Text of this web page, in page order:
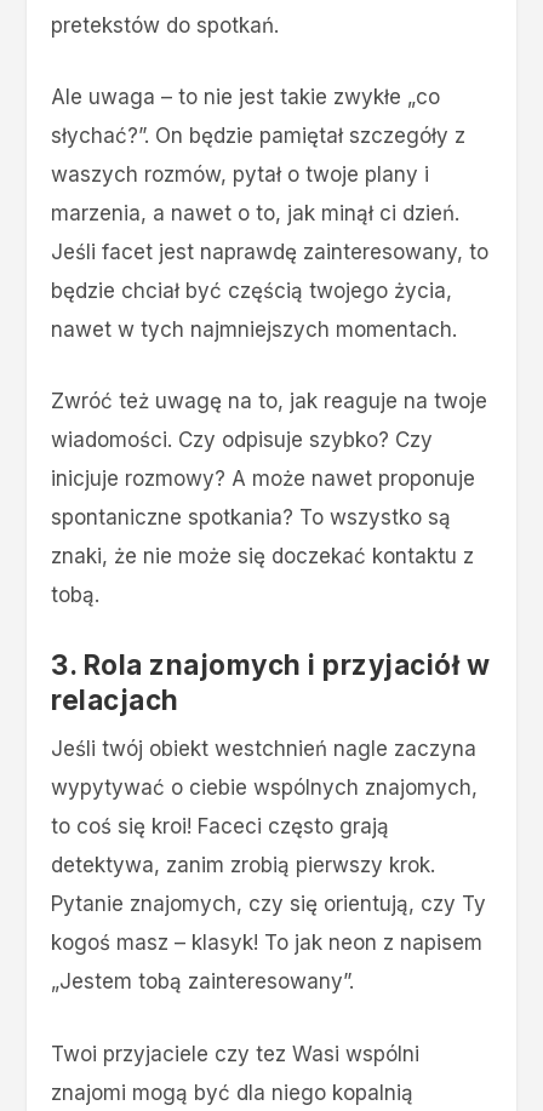
pretekstów do spotkań.
Ale uwaga – to nie jest takie zwykłe „co
słychać?”. On będzie pamiętał szczegóły z
waszych rozmów, pytał o twoje plany i
marzenia, a nawet o to, jak minął ci dzień.
Jeśli facet jest naprawdę zainteresowany, to
będzie chciał być częścią twojego życia,
nawet w tych najmniejszych momentach.
Zwróć też uwagę na to, jak reaguje na twoje
wiadomości. Czy odpisuje szybko? Czy
inicjuje rozmowy? A może nawet proponuje
spontaniczne spotkania? To wszystko są
znaki, że nie może się doczekać kontaktu z
tobą.
3. Rola znajomych i przyjaciół w
relacjach
Jeśli twój obiekt westchnień nagle zaczyna
wypytywać o ciebie wspólnych znajomych,
to coś się kroi! Faceci często grają
detektywa, zanim zrobią pierwszy krok.
Pytanie znajomych, czy się orientują, czy Ty
kogoś masz – klasyk! To jak neon z napisem
„Jestem tobą zainteresowany”.
Twoi przyjaciele czy tez Wasi wspólni
znajomi mogą być dla niego kopalnią